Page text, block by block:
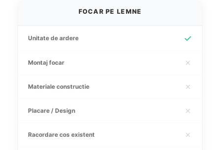
FOCAR PE LEMNE
Unitate de ardere ✓
Montaj focar ✗
Materiale constructie ✗
Placare / Design ✗
Racordare cos existent ✗